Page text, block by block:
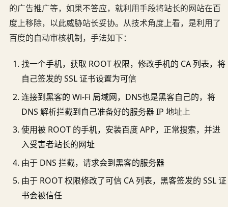
的广告推广等，如果不答应，就利用手段将站长的网站在百
度上移除，以此威胁站长妥协。从技术角度上看，是利用了
百度的自动审核机制，手法如下：
找一个手机，获取 ROOT 权限，修改手机的 CA 列表，将
自己签发的 SSL 证书设置为可信
连接到黑客的 Wi-Fi 局域网，DNS也是黑客自己的，将
DNS 解析拦截到自己准备好的服务器 IP 地址上
使用被 ROOT 的手机，安装百度 APP，正常搜索，并进
入受害者站长的网址
由于 DNS 拦截，请求会到黑客的服务器
由于 ROOT 权限修改了可信 CA 列表，黑客签发的 SSL 证
书会被信任